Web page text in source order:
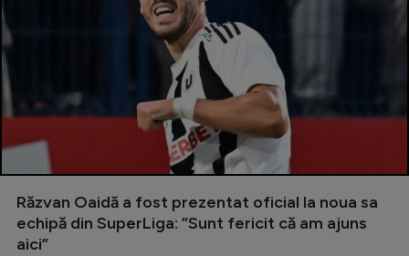
Răzvan Oaidă a fost prezentat oficial la noua sa
echipă din SuperLiga: ”Sunt fericit că am ajuns
aici”